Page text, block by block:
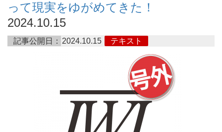
って現実をゆがめてきた！
2024.10.15
記事公開日： 2024.10.15 テキスト